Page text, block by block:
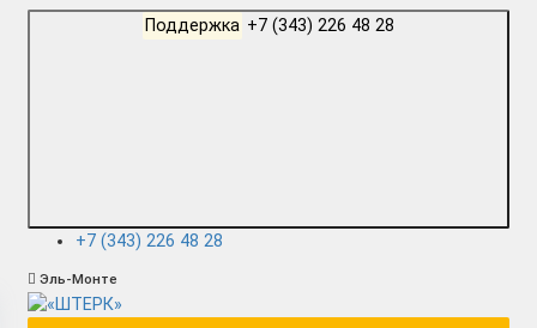
Поддержка
+7 (343) 226 48 28
Эль-Монте